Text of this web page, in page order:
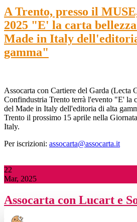
A Trento, presso il
2025 "E' la carta
Made in Italy
gamma"
Assocarta con Cartiere del Garda (Lecta
Confindustria Trento terrà l'evento "E' la
del Made in Italy dell'editoria di alta
Trento il prossimo 15 aprile nella
Italy.
Per iscrizioni: assocarta@assocarta.it
22
Mar, 2025
Assocarta con Lucart e
oggi, a Lucca presso il